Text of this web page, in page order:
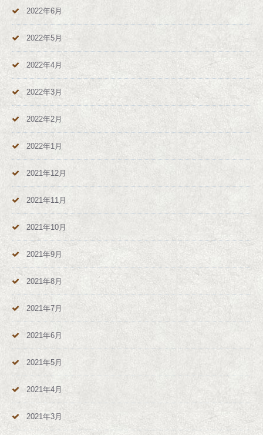
2022年6月
2022年5月
2022年4月
2022年3月
2022年2月
2022年1月
2021年12月
2021年11月
2021年10月
2021年9月
2021年8月
2021年7月
2021年6月
2021年5月
2021年4月
2021年3月